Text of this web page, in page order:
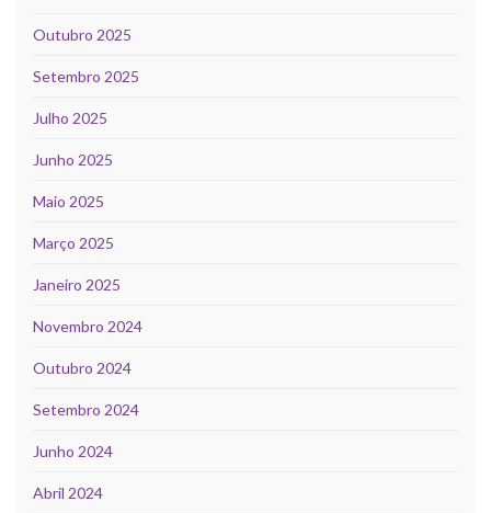
Outubro 2025
Setembro 2025
Julho 2025
Junho 2025
Maio 2025
Março 2025
Janeiro 2025
Novembro 2024
Outubro 2024
Setembro 2024
Junho 2024
Abril 2024